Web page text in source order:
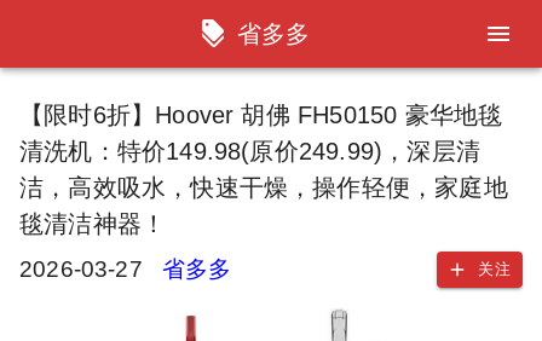
省多多
【限时6折】Hoover 胡佛 FH50150 豪华地毯
清洗机：特价149.98(原价249.99)，深层清
洁，高效吸水，快速干燥，操作轻便，家庭地
毯清洁神器！
2026-03-27 省多多 关注